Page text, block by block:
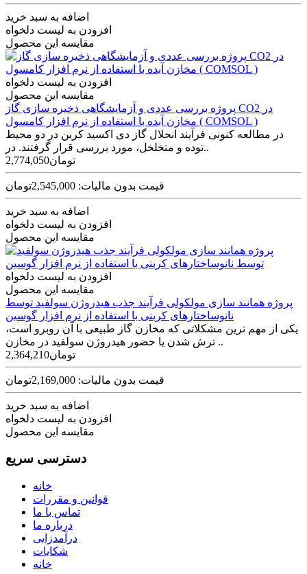
اضافه به سبد خرید
افزودن به لیست دلخواه
مقایسه این محصول
افزودن به لیست دلخواه
مقایسه این محصول
پروژه بررسی عددی و آزمایشگاهی ذخیره سازی گاز CO2 در
مخازن آبده با استفاده از نرم افزار کامسول ( COMSOL )
در مطالعه کنونی فرآیند انحلال گاز دی اکسید کربن در دو محیط
توده و متخلخل، مورد بررسی قرار گرفتند. در..
2,774,050تومان
قیمت بدون مالیات: 2,545,000تومان
اضافه به سبد خرید
افزودن به لیست دلخواه
مقایسه این محصول
افزودن به لیست دلخواه
مقایسه این محصول
پروژه همانند سازی مولکولی فرآیند جذب هیدروژن سولفید توسط
نانوساختارهای کربنی با استفاده از نرم افزار گوسین
یکی از مهم ترین مشکلاتی که مخازن گاز طبیعی با آن روبرو است،
ترش شدن یا حضور هیدروژن سولفید در مخازن ..
2,364,210تومان
قیمت بدون مالیات: 2,169,000تومان
اضافه به سبد خرید
افزودن به لیست دلخواه
مقایسه این محصول
دسترسی سریع
خانه
قوانین و مقررات
تماس با ما
درباره ما
درآمدزایی
شکایات
خانه